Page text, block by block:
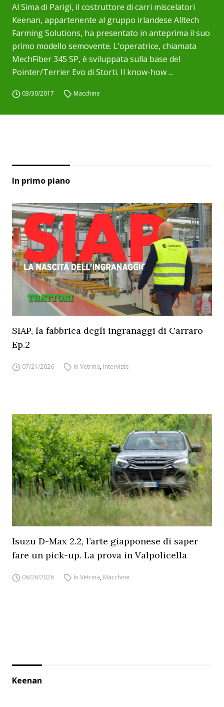
Al Sima di Parigi, il costruttore di carri miscelatori
Keenan, appartenente al gruppo irlandese Alltech
Farming Solutions, ha presentato in anteprima il suo
primo modello semovente. L’operatrice, chiamata
MechFiber 345 SP, è sviluppata sulla base del
Pointer/Terrier Evo di Storti. Il know-how ...
03/30/2017 Macchine
In primo piano
SIAP, la fabbrica degli ingranaggi di Carraro –
Ep.2
07/21/2026 In Vetrina, Interviste
Isuzu D-Max 2.2, l’arte giapponese di saper
fare un pick-up. La prova in Valpolicella
06/26/2026 In Vetrina, Macchine
Keenan